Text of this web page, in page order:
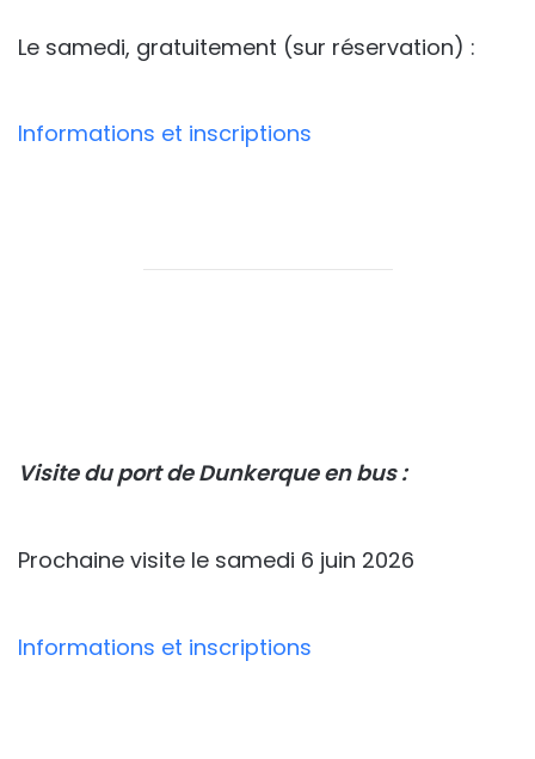
Le samedi, gratuitement (sur réservation) :
Informations et inscriptions
Visite du port de Dunkerque en bus :
Prochaine visite le samedi 6 juin 2026
Informations et inscriptions